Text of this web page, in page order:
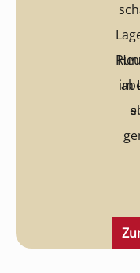
im
soll. So